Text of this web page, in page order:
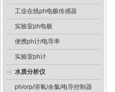
工业在线ph电极传感器
实验室ph电极
便携ph计/电导率
实验室ph计
水质分析仪
ph/orp/溶氧/余氯/电导控制器